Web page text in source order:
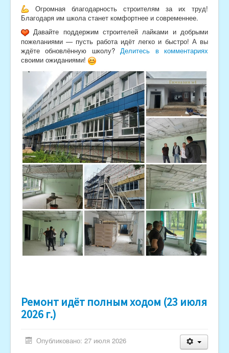
Огромная благодарность строителям за их труд!
Благодаря им школа станет комфортнее и современнее.
Давайте поддержим строителей лайками и добрыми
пожеланиями — пусть работа идёт легко и быстро! А вы
ждёте обновлённую школу?Делитесь в комментариях
своими ожиданиями!
Ремонт идёт полным ходом (23 июля
2026 г.)
Опубликовано: 27 июля 2026